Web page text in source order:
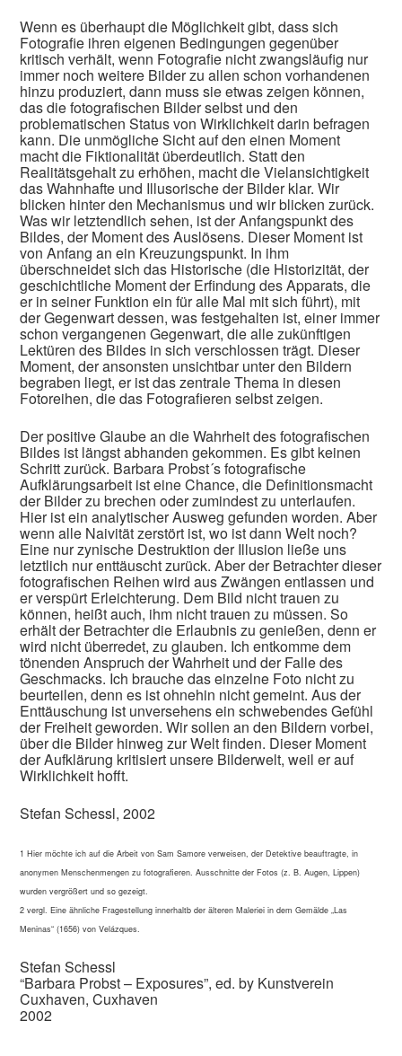
Wenn es überhaupt die Möglichkeit gibt, dass sich
Fotografie ihren eigenen Bedingungen gegenüber
kritisch verhält, wenn Fotografie nicht zwangsläufig nur
immer noch weitere Bilder zu allen schon vorhandenen
hinzu produziert, dann muss sie etwas zeigen können,
das die fotografischen Bilder selbst und den
problematischen Status von Wirklichkeit darin befragen
kann. Die unmögliche Sicht auf den einen Moment
macht die Fiktionalität überdeutlich. Statt den
Realitätsgehalt zu erhöhen, macht die Vielansichtigkeit
das Wahnhafte und Illusorische der Bilder klar. Wir
blicken hinter den Mechanismus und wir blicken zurück.
Was wir letztendlich sehen, ist der Anfangspunkt des
Bildes, der Moment des Auslösens. Dieser Moment ist
von Anfang an ein Kreuzungspunkt. In ihm
überschneidet sich das Historische (die Historizität, der
geschichtliche Moment der Erfindung des Apparats, die
er in seiner Funktion ein für alle Mal mit sich führt), mit
der Gegenwart dessen, was festgehalten ist, einer immer
schon vergangenen Gegenwart, die alle zukünftigen
Lektüren des Bildes in sich verschlossen trägt. Dieser
Moment, der ansonsten unsichtbar unter den Bildern
begraben liegt, er ist das zentrale Thema in diesen
Fotoreihen, die das Fotografieren selbst zeigen.
Der positive Glaube an die Wahrheit des fotografischen
Bildes ist längst abhanden gekommen. Es gibt keinen
Schritt zurück. Barbara Probst´s fotografische
Aufklärungsarbeit ist eine Chance, die Definitionsmacht
der Bilder zu brechen oder zumindest zu unterlaufen.
Hier ist ein analytischer Ausweg gefunden worden. Aber
wenn alle Naivität zerstört ist, wo ist dann Welt noch?
Eine nur zynische Destruktion der Illusion ließe uns
letztlich nur enttäuscht zurück. Aber der Betrachter dieser
fotografischen Reihen wird aus Zwängen entlassen und
er verspürt Erleichterung. Dem Bild nicht trauen zu
können, heißt auch, ihm nicht trauen zu müssen. So
erhält der Betrachter die Erlaubnis zu genießen, denn er
wird nicht überredet, zu glauben. Ich entkomme dem
tönenden Anspruch der Wahrheit und der Falle des
Geschmacks. Ich brauche das einzelne Foto nicht zu
beurteilen, denn es ist ohnehin nicht gemeint. Aus der
Enttäuschung ist unversehens ein schwebendes Gefühl
der Freiheit geworden. Wir sollen an den Bildern vorbei,
über die Bilder hinweg zur Welt finden. Dieser Moment
der Aufklärung kritisiert unsere Bilderwelt, weil er auf
Wirklichkeit hofft.
Stefan Schessl, 2002
1 Hier möchte ich auf die Arbeit von Sam Samore verweisen, der Detektive beauftragte, in
anonymen Menschenmengen zu fotografieren. Ausschnitte der Fotos (z. B. Augen, Lippen)
wurden vergrößert und so gezeigt.
2 vergl. Eine ähnliche Fragestellung innerhaltb der älteren Maleriei in dem Gemälde „Las
Meninas“ (1656) von Velázques.
Stefan Schessl
“Barbara Probst – Exposures”, ed. by Kunstverein
Cuxhaven, Cuxhaven
2002